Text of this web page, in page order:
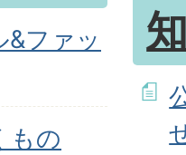
&ファッ
もの